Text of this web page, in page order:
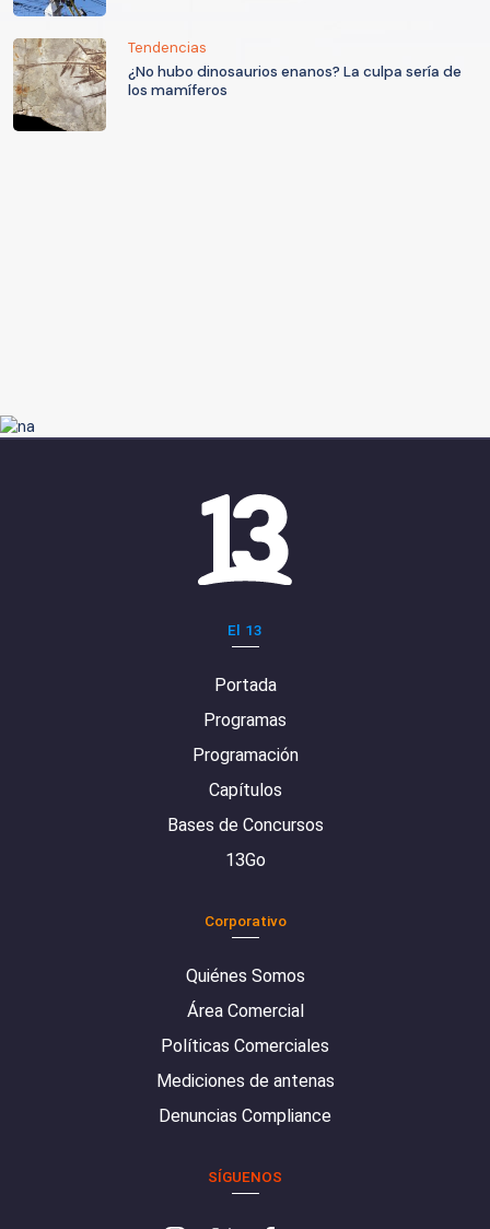
Tendencias
¿No hubo dinosaurios enanos? La culpa sería de
los mamíferos
El 13
Portada
Programas
Programación
Capítulos
Bases de Concursos
13Go
Corporativo
Quiénes Somos
Área Comercial
Políticas Comerciales
Mediciones de antenas
Denuncias Compliance
SÍGUENOS